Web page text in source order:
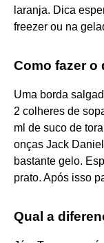
laranja. Dica
freezer ou na
Como fazer o
Uma borda
2 colheres de
ml de suco de
onças Jack
bastante gelo.
prato. Após isso
Qual a